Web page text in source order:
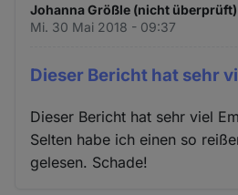
Johanna Größle (nicht überprüft)
Mi. 30 Mai 2018 - 09:37
Dieser Bericht hat sehr
Dieser Bericht hat sehr viel
Selten habe ich einen so
gelesen. Schade!